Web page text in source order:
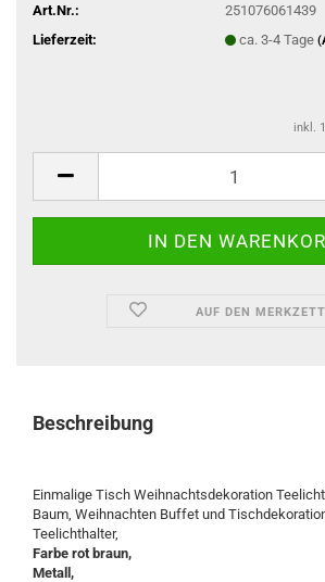
Art.Nr.:
251076061439
Lieferzeit:
ca. 3-4 Tage
inkl.
AUF DEN
Beschreibung
Einmalige Tisch Weihnachtsdekoration
Baum, Weihnachten Buffet und
Teelichthalter,
Farbe rot braun,
Metall,